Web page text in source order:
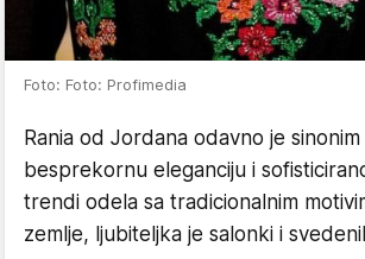
Foto: Foto: Profimedia
Rania od Jordana odavno je sinonim
besprekornu eleganciju i
trendi odela sa tradicionalnim
zemlje, ljubiteljka je salonki i